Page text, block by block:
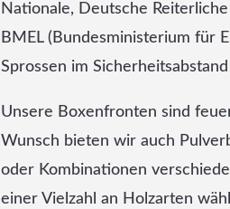
Nationale, Deutsche
BMEL (Bundesministerium für
Sprossen im
Unsere Boxenfronten sind
Wunsch bieten wir auch
oder Kombinationen
einer Vielzahl an Holzarten